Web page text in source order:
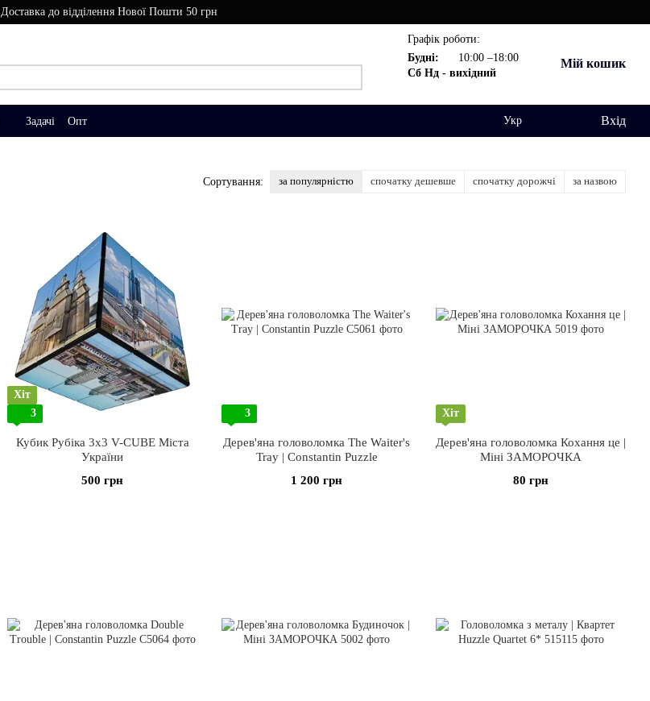
Доставка до відділення Нової Пошти 50 грн
Графік роботи:
Будні:
10:00 –18:00
Сб Нд - вихідний
Мій кошик
Задачі Опт Укр Вхід
Сортування: за популярністю спочатку дешевше спочатку дорожчі за назвою
Хіт
3
Кубик Рубіка 3х3 V-CUBE Міста
України
500 грн
3
Дерев'яна головоломка The Waiter's
Tray | Constantin Puzzle
1 200 грн
Хіт
Дерев'яна головоломка Кохання це |
Міні ЗАМОРОЧКА
80 грн